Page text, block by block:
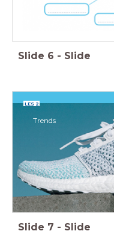
Slide 6 - Slide
LES 2
Trends
Slide 7 - Slide